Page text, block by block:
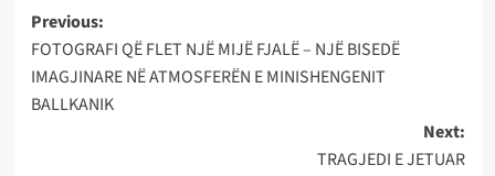
Post
navigation
Previous:
FOTOGRAFI QË FLET NJË MIJË FJALË – NJË BISEDË
IMAGJINARE NË ATMOSFERËN E MINISHENGENIT
BALLKANIK
Next:
TRAGJEDI E JETUAR